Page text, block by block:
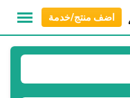
اضف منتج/خدمة